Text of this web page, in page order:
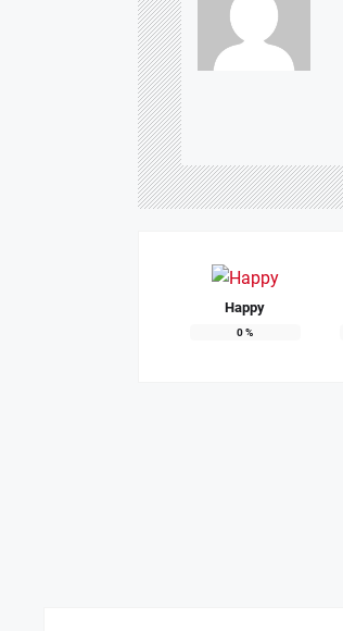
Happy
0%